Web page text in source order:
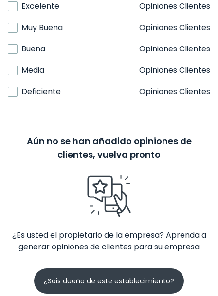
Excelente
Opiniones Clientes
Muy Buena
Opiniones Clientes
Buena
Opiniones Clientes
Media
Opiniones Clientes
Deficiente
Opiniones Clientes
Aún no se han añadido opiniones de
clientes, vuelva pronto
¿Es usted el propietario de la empresa? Aprenda a
generar opiniones de clientes para su empresa
¿Sois dueño de este establecimiento?